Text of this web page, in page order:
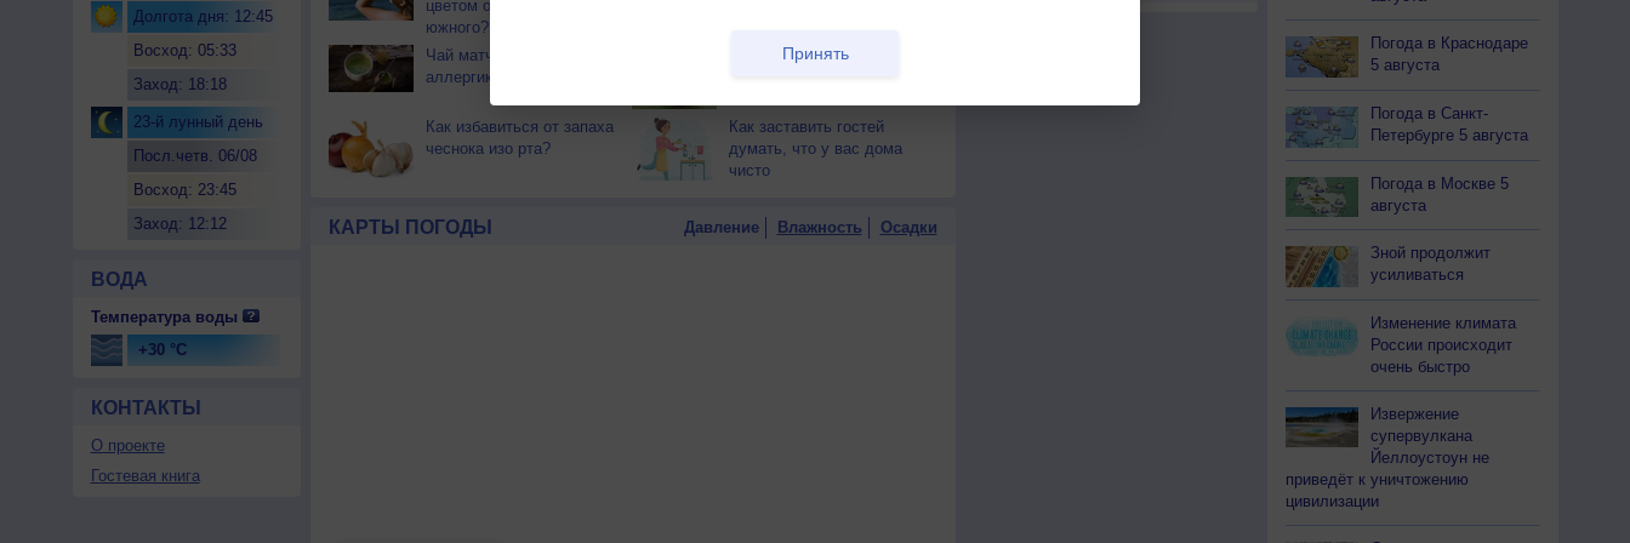
Долгота дня: 12:45
Восход: 05:33
Заход: 18:18
23-й лунный день
Посл.четв. 06/08
Восход: 23:45
Заход: 12:12
ВОДА
Температура воды
+30 °C
КОНТАКТЫ
О проекте
Гостевая книга
цветом отличается от
южного?
Чай матча может помочь
аллергикам
Как сохранить мозг
Как избавиться от запаха
чеснока изо рта?
Как заставить гостей
думать, что у вас дома
чисто
КАРТЫ ПОГОДЫ Давление Влажность Осадки
Погода в Краснодаре
5 августа
Погода в Санкт-
Петербурге 5 августа
Погода в Москве 5
августа
Зной продолжит
усиливаться
Изменение климата
России происходит
очень быстро
Извержение
супервулкана
Йеллоустоун не
приведёт к уничтожению
цивилизации
Принять